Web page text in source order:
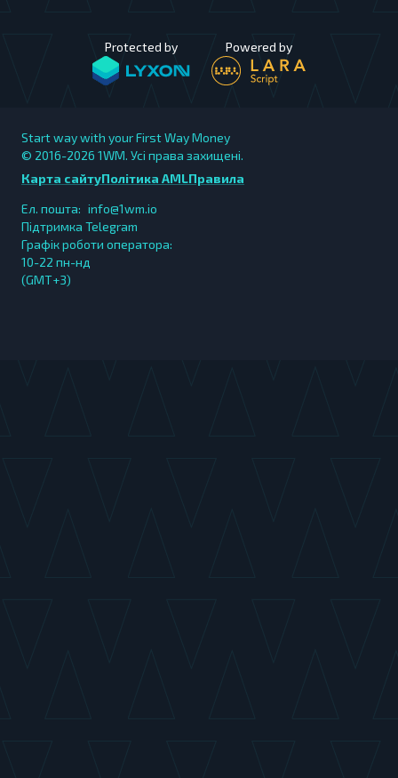
Protected by Powered by
Start way with your First Way Money
© 2016-2026 1WM. Усі права захищені.
Карта сайтуПолітика AMLПравила
Ел. пошта: info@1wm.io
Підтримка Telegram
Графік роботи оператора:
10-22 пн-нд
(GMT+3)